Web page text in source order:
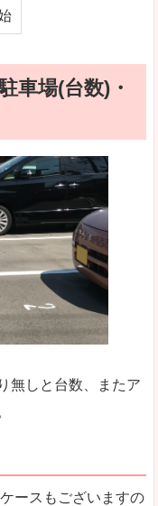
車場(台数)・
無しと台数、またア
ースもございますの